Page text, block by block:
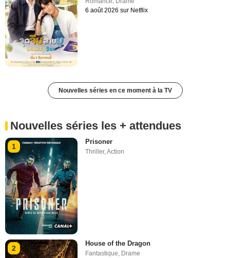
6 août 2026 sur Netflix
Nouvelles séries en ce moment à la TV
Nouvelles séries les + attendues
1
Prisoner
Thriller,Action
2
House of the Dragon
Fantastique, Drame